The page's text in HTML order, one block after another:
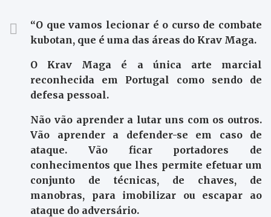
“O que vamos lecionar é o curso de combate
kubotan, que é uma das áreas do Krav Maga.
O Krav Maga é a única arte marcial
reconhecida em Portugal como sendo de
defesa pessoal.
Não vão aprender a lutar uns com os outros.
Vão aprender a defender-se em caso de
ataque. Vão ficar portadores de
conhecimentos que lhes permite efetuar um
conjunto de técnicas, de chaves, de
manobras, para imobilizar ou escapar ao
ataque do adversário.